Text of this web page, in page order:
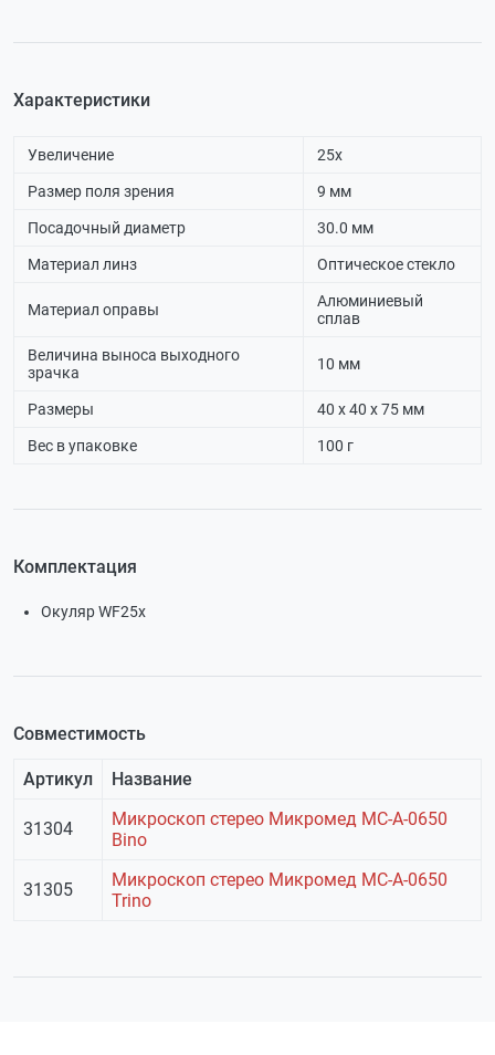
Характеристики
Увеличение 25х
Размер поля зрения 9 мм
Посадочный диаметр 30.0 мм
Материал линз Оптическое стекло
Материал оправы
Алюминиевый
сплав
Величина выноса выходного
зрачка
10 мм
Размеры 40 х 40 х 75 мм
Вес в упаковке 100 г
Комплектация
Окуляр WF25x
Совместимость
Артикул Название
31304
Микроскоп стерео Микромед MC-A-0650
Bino
31305
Микроскоп стерео Микромед MC-A-0650
Trino